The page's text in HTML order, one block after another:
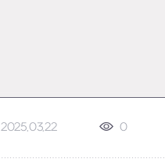
2025.03.22 0